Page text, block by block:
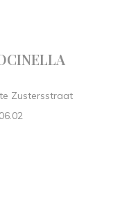
Zustersstraat